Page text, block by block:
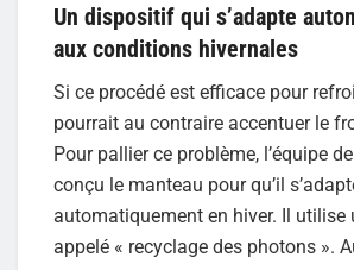
Un dispositif qui s’adapte
aux conditions hivernales
Si ce procédé est efficace pour
pourrait au contraire accentuer le
Pour pallier ce problème, l’équipe
conçu le manteau pour qu’il
automatiquement en hiver. Il utilise
appelé « recyclage des photons ».